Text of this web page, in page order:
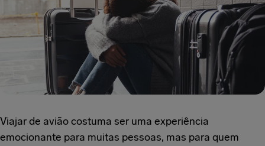
Viajar de avião costuma ser uma experiência
emocionante para muitas pessoas, mas para quem